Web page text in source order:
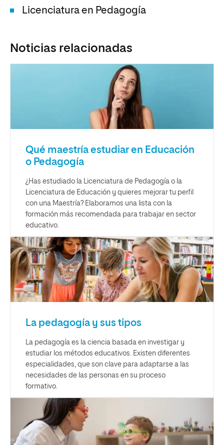
Licenciatura en Pedagogía
Noticias relacionadas
Qué maestría estudiar en Educación
o Pedagogía
¿Has estudiado la Licenciatura de Pedagogía o la
Licenciatura de Educación y quieres mejorar tu perfil
con una Maestría? Elaboramos una lista con la
formación más recomendada para trabajar en sector
educativo.
La pedagogía y sus tipos
La pedagogía es la ciencia basada en investigar y
estudiar los métodos educativos. Existen diferentes
especialidades, que son clave para adaptarse a las
necesidades de las personas en su proceso
formativo.